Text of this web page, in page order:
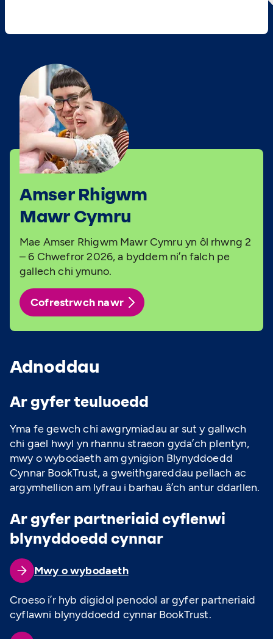
Amser Rhigwm
Mawr Cymru
Mae Amser Rhigwm Mawr Cymru yn ôl rhwng 2
– 6 Chwefror 2026, a byddem ni’n falch pe
gallech chi ymuno.
Cofrestrwch nawr
Adnoddau
Ar gyfer teuluoedd
Yma fe gewch chi awgrymiadau ar sut y gallwch
chi gael hwyl yn rhannu straeon gyda’ch plentyn,
mwy o wybodaeth am gynigion Blynyddoedd
Cynnar BookTrust, a gweithgareddau pellach ac
argymhellion am lyfrau i barhau â’ch antur ddarllen.
Ar gyfer partneriaid cyflenwi
blynyddoedd cynnar
Mwy o wybodaeth
Croeso i’r hyb digidol penodol ar gyfer partneriaid
cyflawni blynyddoedd cynnar BookTrust.